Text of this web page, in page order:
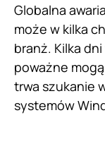
Globalna
może w kilka
branż. Kilka
poważne
trwa szukanie
systemów